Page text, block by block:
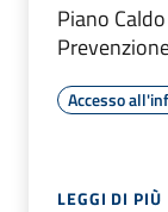
Piano
Accesso
LEGGI DI PIÙ